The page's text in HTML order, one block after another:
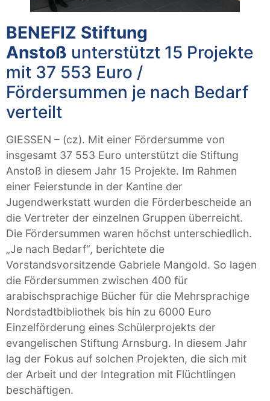
BENEFIZ Stiftung
Anstoß unterstützt 15 Projekte
mit 37 553 Euro /
Fördersummen je nach Bedarf
verteilt
GIESSEN – (cz). Mit einer Fördersumme von
insgesamt 37 553 Euro unterstützt die Stiftung
Anstoß in diesem Jahr 15 Projekte. Im Rahmen
einer Feierstunde in der Kantine der
Jugendwerkstatt wurden die Förderbescheide an
die Vertreter der einzelnen Gruppen überreicht.
Die Fördersummen waren höchst unterschiedlich.
„Je nach Bedarf“, berichtete die
Vorstandsvorsitzende Gabriele Mangold. So lagen
die Fördersummen zwischen 400 für
arabischsprachige Bücher für die Mehrsprachige
Nordstadtbibliothek bis hin zu 6000 Euro
Einzelförderung eines Schülerprojekts der
evangelischen Stiftung Arnsburg. In diesem Jahr
lag der Fokus auf solchen Projekten, die sich mit
der Arbeit und der Integration mit Flüchtlingen
beschäftigen.